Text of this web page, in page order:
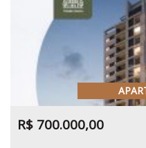
R$ 700.000,00